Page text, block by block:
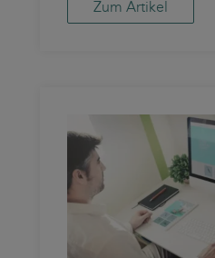
Zum Artikel